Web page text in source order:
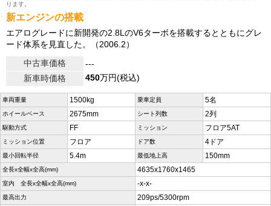
ります。
新エンジンの搭載
エアログレードに新開発の2.8LのV6ターボを搭載するとともにグレ
ード体系を見直した。（2006.2）
中古車価格
---
新車時価格
450万円(税込)
車両重量 1500kg 乗車定員 5名
ホイールベース 2675mm シート列数 2列
駆動方式 FF ミッション フロア5AT
ミッション位置 フロア ドア数 4ドア
最小回転半径 5.4m 最低地上高 150mm
全長x全幅x全高(mm) 4635x1760x1465
室内 全長x全幅x全高(mm) -x-x-
最高出力 209ps/5300rpm